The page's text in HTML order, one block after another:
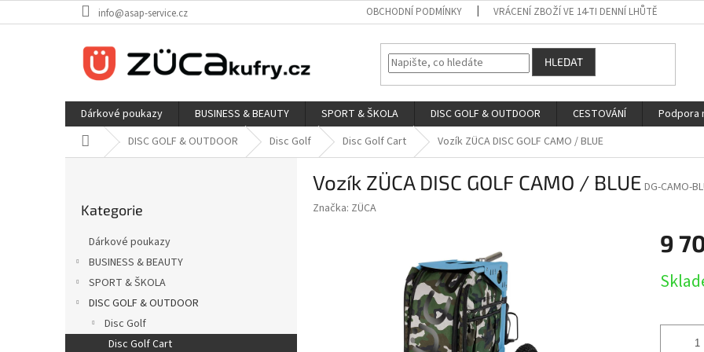
na
info@asap-service.cz OBCHODNÍ PODMÍNKY VRÁCENÍ ZBOŽÍ VE 14-TI DENNÍ LHŮTĚ
HLEDAT
Dárkové poukazy BUSINESS & BEAUTY SPORT & ŠKOLA DISC GOLF & OUTDOOR CESTOVÁNÍ Podpora
Domů DISC GOLF & OUTDOOR Disc Golf Disc Golf Cart Vozík ZÜCA DISC GOLF CAMO / BLUE
a
kategorie
Kategorie
Dárkové poukazy
BUSINESS & BEAUTY
SPORT & ŠKOLA
DISC GOLF & OUTDOOR
Disc Golf
Disc Golf Cart
Vozík ZÜCA DISC GOLF CAMO / BLUE DG-CAMO-
Značka: ZÜCA
9
cena: